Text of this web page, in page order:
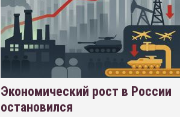
Экономический рост в России
остановился